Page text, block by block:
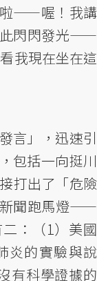
啦——喔！我講
此閃閃發光——
我現在坐在這
言」，迅速引
包括一向挺川
打出了「危險
新聞跑馬燈——
：（1）美國
炎的實驗與說
有科學證據的